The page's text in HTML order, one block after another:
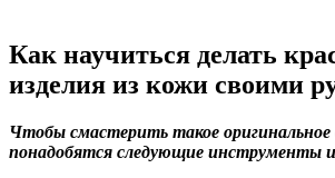
Как научиться делать
изделия из кожи своими
Чтобы смастерить такое оригинальное
понадобятся следующие инструменты